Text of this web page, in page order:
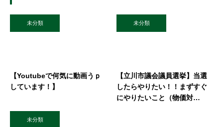
未分類
【Youtubeで何気に動画うｐ
しています！】
未分類
【立川市議会議員選挙】当選
したらやりたい！！まずすぐ
にやりたいこと（物価対
未分類